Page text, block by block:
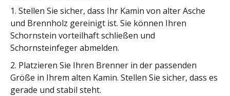
1. Stellen Sie sicher, dass Ihr Kamin von alter Asche
und Brennholz gereinigt ist. Sie können Ihren
Schornstein vorteilhaft schließen und
Schornsteinfeger abmelden.
2. Platzieren Sie Ihren Brenner in der passenden
Größe in Ihrem alten Kamin. Stellen Sie sicher, dass es
gerade und stabil steht.